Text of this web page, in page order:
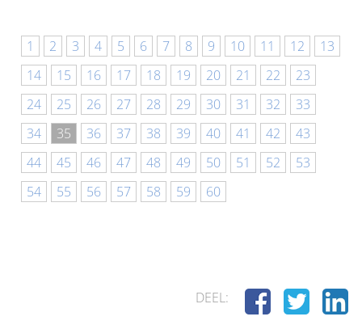
1 2 3 4 5 6 7 8 9 10 11 12
13
14
15 16 17 18 19 20 21 22
23
24
25 26 27 28 29 30 31 32
33
34
35 36 37 38 39 40 41 42
43
44
45 46 47 48 49 50 51 52
53
54
55 56 57 58 59 60
DEEL: